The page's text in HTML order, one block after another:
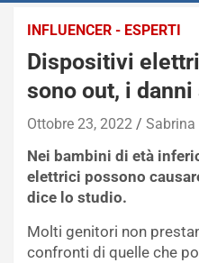
INFLUENCER - ESPERTI
Dispositivi
sono out, i
Ottobre 23, 2022 Sabrina
Nei bambini di età
elettrici possono
dice lo studio.
Molti genitori non
confronti di quelle che